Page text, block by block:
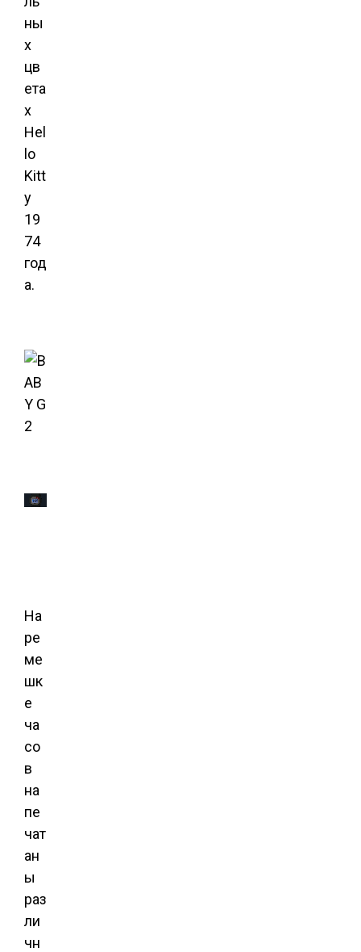
ны
х
цв
ета
х
Hel
lo
Kitt
y
19
74
год
а.
На
ре
ме
шк
е
ча
со
в
на
пе
чат
ан
ы
раз
ли
чн